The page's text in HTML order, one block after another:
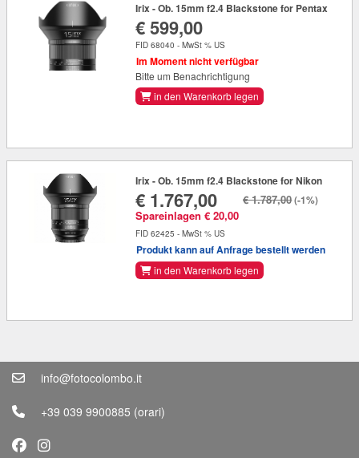
Irix - Ob. 15mm f2.4 Blackstone for Pentax
€ 599,00
FID 68040 - MwSt % US
Im Moment nicht verfügbar
Bitte um Benachrichtigung
in den Warenkorb legen
Irix - Ob. 15mm f2.4 Blackstone for Nikon
€ 1.767,00
Spareinlagen € 20,00
€ 1.787,00(-1%)
FID 62425 - MwSt % US
Produkt kann auf Anfrage bestellt werden
in den Warenkorb legen
info@fotocolombo.it
+39 039 9900885 (orari)